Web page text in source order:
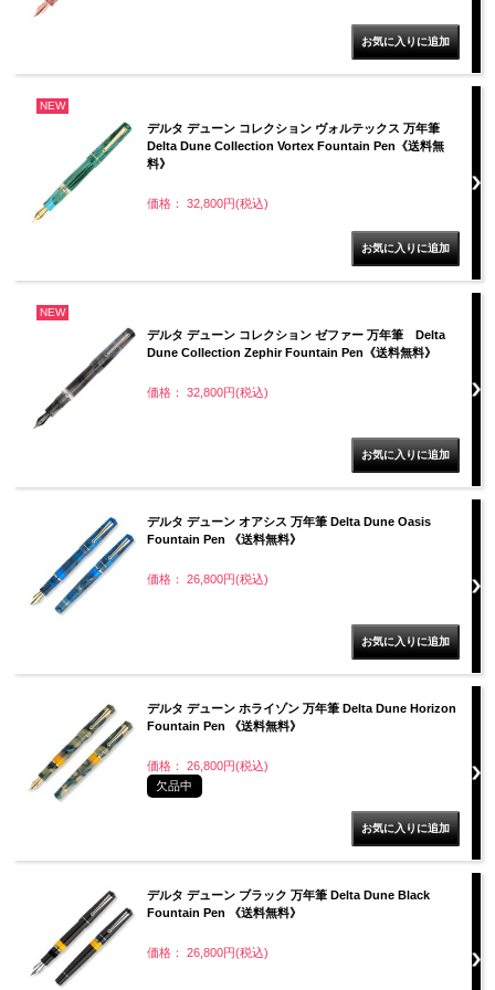
NEW
デルタ デューン コレクション ヴォルテックス 万年筆
Delta Dune Collection Vortex Fountain Pen《送料無
料》
価格： 32,800円(税込)
NEW
デルタ デューン コレクション ゼファー 万年筆 Delta
Dune Collection Zephir Fountain Pen《送料無料》
価格： 32,800円(税込)
デルタ デューン オアシス 万年筆 Delta Dune Oasis
Fountain Pen 《送料無料》
価格： 26,800円(税込)
デルタ デューン ホライゾン 万年筆 Delta Dune Horizon
Fountain Pen 《送料無料》
価格： 26,800円(税込)
欠品中
デルタ デューン ブラック 万年筆 Delta Dune Black
Fountain Pen 《送料無料》
価格： 26,800円(税込)